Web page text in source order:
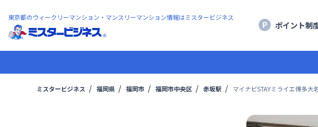
東京都のウィークリーマンション・マンスリーマンション情報はミスタービジネス
ポイント制
ミスタービジネス 福岡県 福岡市 福岡市中央区 赤坂駅 マイナビSTAYミライエ博多大